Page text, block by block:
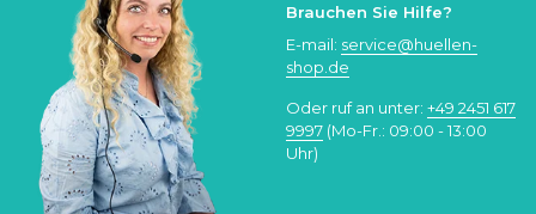
Brauchen Sie Hilfe?
E-mail: service@huellen-
shop.de
Oder ruf an unter: +49 2451 617
9997 (Mo-Fr.: 09:00 - 13:00
Uhr)